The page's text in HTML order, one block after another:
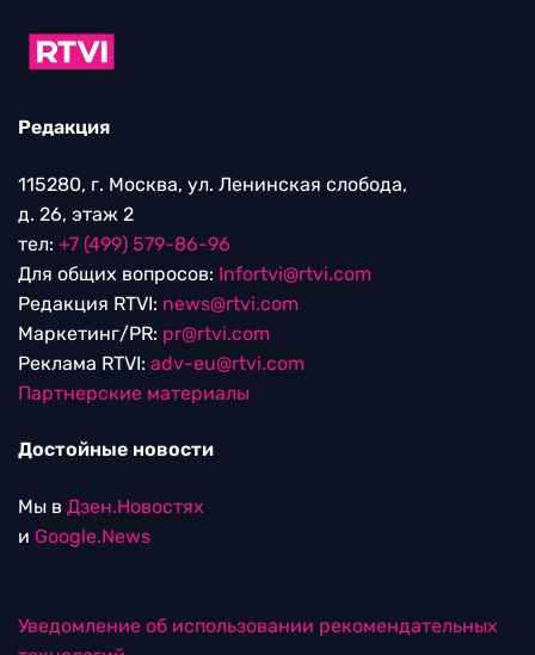
Редакция
115280, г. Москва, ул. Ленинская слобода,
д. 26, этаж 2
тел: +7 (499) 579-86-96
Для общих вопросов: Infortvi@rtvi.com
Редакция RTVI: news@rtvi.com
Маркетинг/PR: pr@rtvi.com
Реклама RTVI: adv-eu@rtvi.com
Партнерские материалы
Достойные новости
Мы в Дзен.Новостях
и Google.News
Уведомление об использовании рекомендательных